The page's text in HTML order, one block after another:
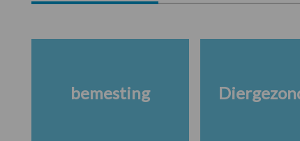
bemesting